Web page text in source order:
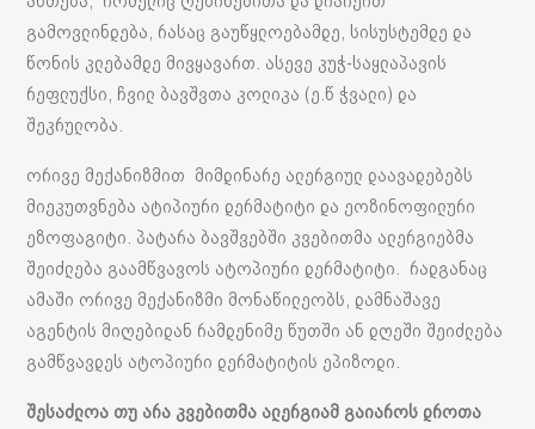
გამოვლინდება, რასაც გაუწყლოებამდე, სისუსტემდე და
წონის კლებამდე მივყავართ. ასევე კუჭ-საყლაპავის
რეფლუქსი, ჩვილ ბავშვთა კოლიკა (ე.წ ჭვალი) და
შეკრულობა.
ორივე მექანიზმით მიმდინარე ალერგიულ დაავადებებს
მიეკუთვნება ატიპიური დერმატიტი და ეოზინოფილური
ეზოფაგიტი. პატარა ბავშვებში კვებითმა ალერგიებმა
შეიძლება გაამწვავოს ატოპიური დერმატიტი. რადგანაც
ამაში ორივე მექანიზმი მონაწილეობს, დამნაშავე
აგენტის მიღებიდან რამდენიმე წუთში ან დღეში შეიძლება
გამწვავდეს ატოპიური დერმატიტის ეპიზოდი.
შესაძლოა თუ არა კვებითმა ალერგიამ გაიაროს დროთა